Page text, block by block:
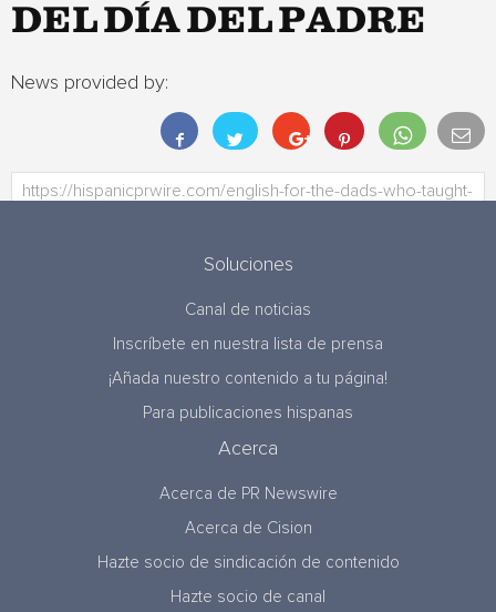
DEL DÍA DEL PADRE
News provided by:
Soluciones
Canal de noticias
Inscríbete en nuestra lista de prensa
¡Añada nuestro contenido a tu página!
Para publicaciones hispanas
Acerca
Acerca de PR Newswire
Acerca de Cision
Hazte socio de sindicación de contenido
Hazte socio de canal